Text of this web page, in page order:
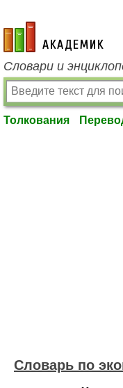
academic.ru
Словари и
Толкования
Словарь по